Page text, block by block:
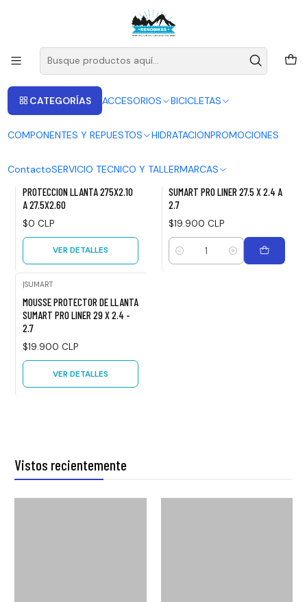
CATEGORÍAS ACCESORIOS BICICLETAS
COMPONENTES Y REPUESTOS HIDRATACIONPROMOCIONES
ContactoSERVICIO TECNICO Y TALLERMARCAS
ENVIOS A LAS RECIONES V - IV - RM DESDE 2.990
PROTECCION RUEDAS
FILTROS
No disponible
PROTECCION LLANTA 275X2.10
A 27.5X2.60
$0 CLP
VER DETALLES
SUMART PRO LINER 27.5 X 2.4 A
2.7
$19.900 CLP
Cantidad
SUMART
MOUSSE PROTECTOR DE LLANTA
SUMART PRO LINER 29 X 2.4 -
2.7
$19.900 CLP
VER DETALLES
Vistos recientemente